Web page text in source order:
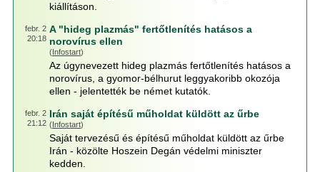
kiállításon.
febr. 2
20:18
A "hideg plazmás" fertőtlenítés hatásos a
norovírus ellen
(Infostart)
Az úgynevezett hideg plazmás fertőtlenítés hatásos a
norovírus, a gyomor-bélhurut leggyakoribb okozója
ellen - jelentették be német kutatók.
febr. 2
21:12
Irán saját építésű műholdat küldött az űrbe
(Infostart)
Saját tervezésű és építésű műholdat küldött az űrbe
Irán - közölte Hoszein Degán védelmi miniszter
kedden.